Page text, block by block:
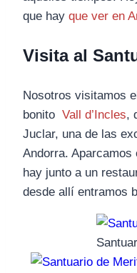
que hay que ver en
Visita al
Nosotros visitamos
bonito Vall d’Incles,
Juclar, una de las
Andorra. Aparcamos
hay junto a un
desde allí entramos